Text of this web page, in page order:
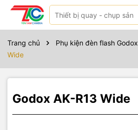
Trang chủ Phụ kiện đèn flash Godox
Wide
Godox AK-R13 Wide
Sản phẩm bao gồm